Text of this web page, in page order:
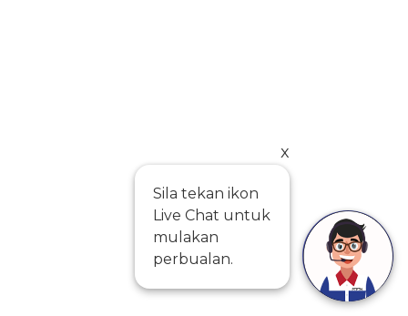
x
Sila tekan ikon
Live Chat untuk
mulakan
perbualan.